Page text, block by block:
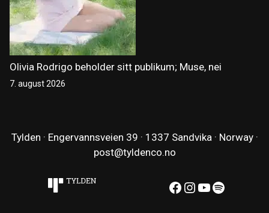
Olivia Rodrigo beholder sitt publikum; Muse, nei
7. august 2026
Tylden · Engervannsveien 39 · 1337 Sandvika · Norway ·
post@tyldenco.no
Facebook
Instagram
YouTube
Spotify